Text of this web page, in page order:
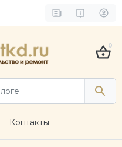
0
Контакты